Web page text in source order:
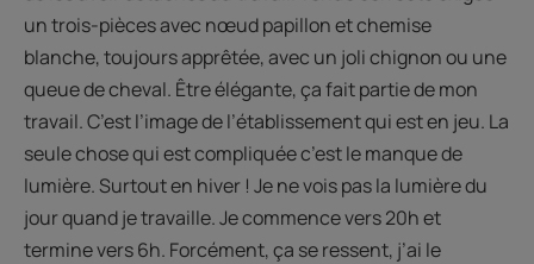
un trois-pièces avec nœud papillon et chemise
blanche, toujours apprêtée, avec un joli chignon ou une
queue de cheval. Être élégante, ça fait partie de mon
travail. C’est l’image de l’établissement qui est en jeu. La
seule chose qui est compliquée c’est le manque de
lumière. Surtout en hiver ! Je ne vois pas la lumière du
jour quand je travaille. Je commence vers 20h et
termine vers 6h. Forcément, ça se ressent, j’ai le